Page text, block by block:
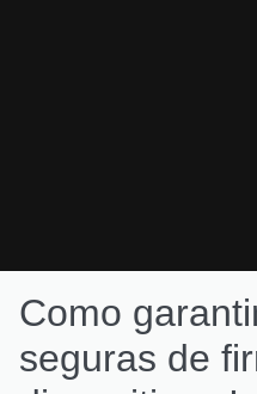
Como
seguras de